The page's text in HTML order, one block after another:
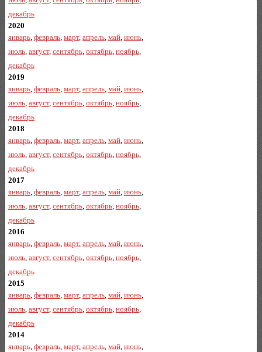
декабрь
2020
январь, февраль, март, апрель, май, июнь,
июль, август, сентябрь, октябрь, ноябрь,
декабрь
2019
январь, февраль, март, апрель, май, июнь,
июль, август, сентябрь, октябрь, ноябрь,
декабрь
2018
январь, февраль, март, апрель, май, июнь,
июль, август, сентябрь, октябрь, ноябрь,
декабрь
2017
январь, февраль, март, апрель, май, июнь,
июль, август, сентябрь, октябрь, ноябрь,
декабрь
2016
январь, февраль, март, апрель, май, июнь,
июль, август, сентябрь, октябрь, ноябрь,
декабрь
2015
январь, февраль, март, апрель, май, июнь,
июль, август, сентябрь, октябрь, ноябрь,
декабрь
2014
январь, февраль, март, апрель, май, июнь,